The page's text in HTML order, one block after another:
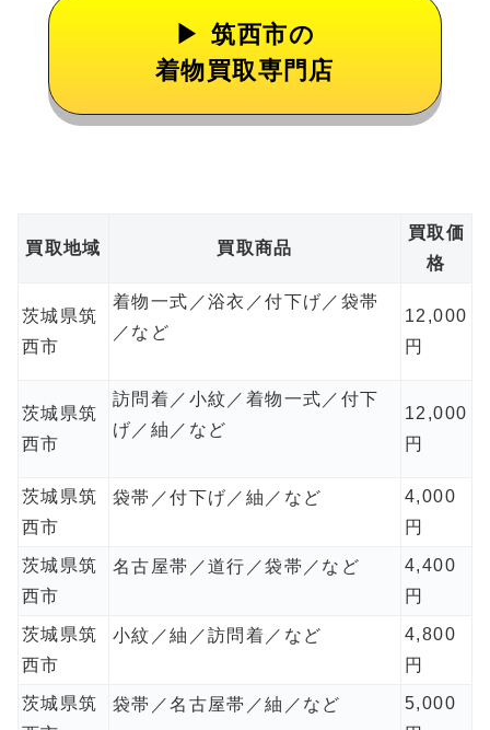
筑西市の
着物買取専門店
買取地域 買取商品
買取価
格
茨城県筑
西市
着物一式／浴衣／付下げ／袋帯
／など
12,000
円
茨城県筑
西市
訪問着／小紋／着物一式／付下
げ／紬／など
12,000
円
茨城県筑
西市
袋帯／付下げ／紬／など
4,000
円
茨城県筑
西市
名古屋帯／道行／袋帯／など
4,400
円
茨城県筑
西市
小紋／紬／訪問着／など
4,800
円
茨城県筑
袋帯／名古屋帯／紬／など
5,000